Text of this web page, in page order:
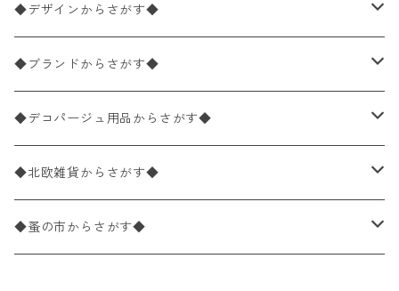
ペーパーナプキン1枚バラ売り
ペーパーナプキン20枚入りパック
ペーパーナプキン10枚入りパック
ライスペーパー
ペーパーリネンナプキン
33×33cm（ランチサイズ）
バラ売り
パック売り
25×25cm（カクテルサイズ）
バラ売り
パック売り
40×40cm（ディナーサイズ）
バラ売り
パック売り
21×21cm（ポケットサイズ）
バラ売り
33cm（ラウンド）
◆デザインからさがす◆
花柄
植物・グリーン柄
動物・鳥・昆虫・蝶柄
海・魚柄
◆ブランドからさがす◆
ドイツ製 IHR/イア
ランチサイズ
カクテルサイズ
ドイツ製 Ambiente/アンビエンテ
ランチサイズ
ドイツ製 Paperproducts Design
◆デコパージュ用品からさがす◆
デコパージュ液
デコパージュ下地
◆北欧雑貨からさがす◆
シリコンモールド
◆蚤の市からさがす◆